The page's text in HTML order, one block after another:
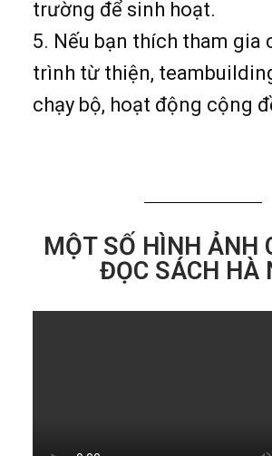
trường để sinh hoạt.
5. Nếu bạn thích tham gia
trình từ thiện,
chạy bộ, hoạt động cộng
MỘT SỐ HÌNH ẢNH
ĐỌC SÁCH HÀ